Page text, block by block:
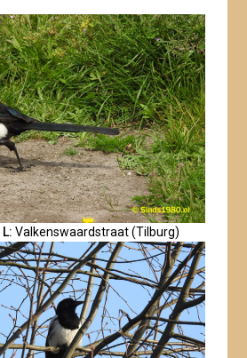
L: Valkenswaardstraat (Tilburg)